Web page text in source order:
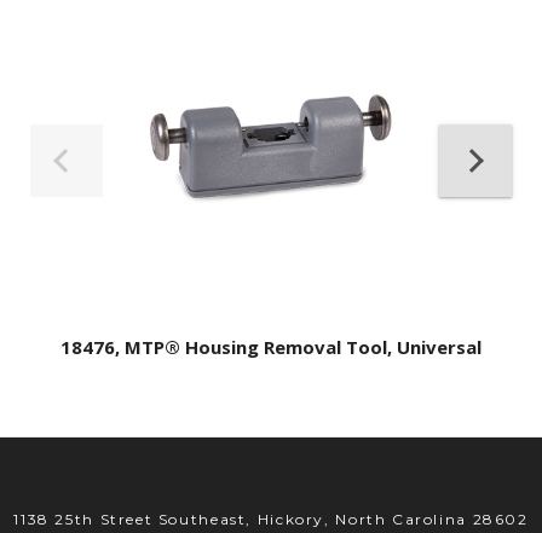
18476, MTP® Housing Removal Tool, Universal
1138 25th Street Southeast, Hickory, North Carolina 28602